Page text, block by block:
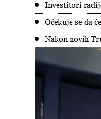
Investitori
Očekuje se da
Nakon novih